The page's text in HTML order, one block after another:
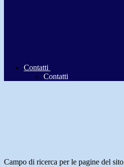
Contatti
Contatti
Campo di ricerca per le pagine del sito